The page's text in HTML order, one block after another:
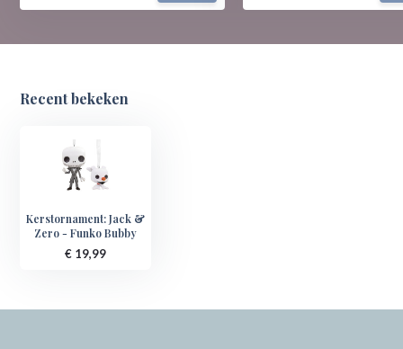
Recent bekeken
Kerstornament: Jack &
Zero - Funko Bubby
€ 19,99